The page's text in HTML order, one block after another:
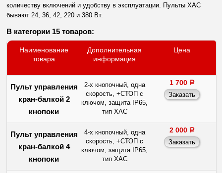
количеству включений и удобству в эксплуатации. Пульты ХАС
бывают 24, 36, 42, 220 и 380 Вт.
В категории 15 товаров:
Наименование
товара
Дополнительная
информация
Цена
Пульт управления
кран-балкой 2
кнопоки
2-х кнопочный, одна
скорость, +СТОП с
ключом, защита IP65,
тип ХАС
1 700 a
Пульт управления
кран-балкой 4
кнопоки
4-х кнопочный, одна
скорость, +СТОП с
ключом, защита IP65,
тип ХАС
2 000 a